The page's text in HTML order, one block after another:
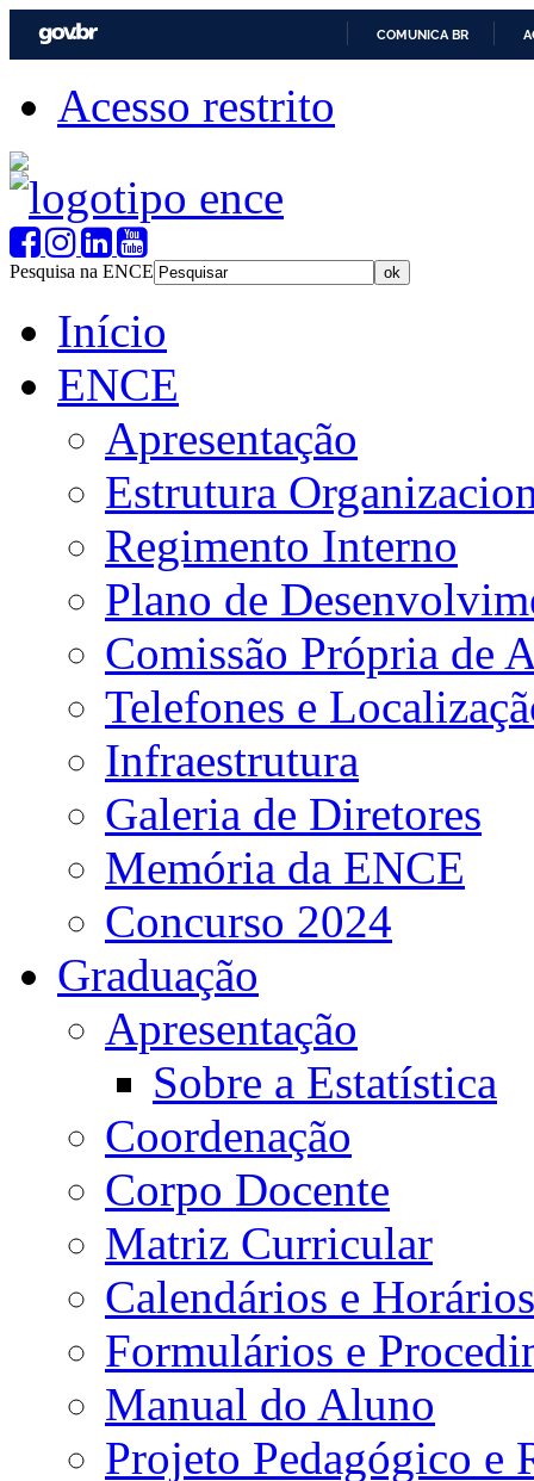
COMUNICA BR
Acesso restrito
Pesquisa na ENCE
Início
ENCE
Apresentação
Estrutura
Regimento Interno
Plano de
Comissão Própria de
Telefones e
Infraestrutura
Galeria de Diretores
Memória da ENCE
Concurso 2024
Graduação
Apresentação
Sobre a Estatística
Coordenação
Corpo Docente
Matriz Curricular
Calendários e Horários
Formulários e
Manual do Aluno
Projeto Pedagógico e